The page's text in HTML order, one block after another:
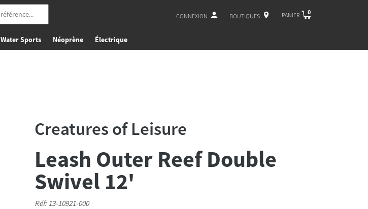
CONNEXION BOUTIQUES PANIER 0
Water Sports Néoprène Électrique
Creatures of Leisure
Leash Outer Reef Double
Swivel 12'
Réf: 13-10921-000